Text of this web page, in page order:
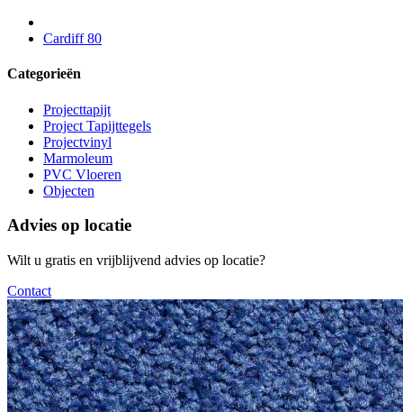
Cardiff 80
Categorieën
Projecttapijt
Project Tapijttegels
Projectvinyl
Marmoleum
PVC Vloeren
Objecten
Advies op locatie
Wilt u gratis en vrijblijvend advies op locatie?
Contact